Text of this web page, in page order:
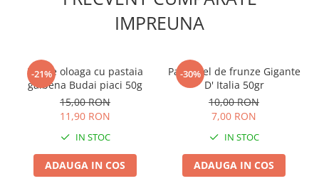
Pompa de apa curata/murdara
Pompa de stropit
Spray si intretinere
Vinificatie
IMPREUNA
-21%
Fasole oloaga cu pastaia
galbena Budai piaci 50g
15,00 RON
11,90 RON
IN STOC
ADAUGA IN COS
-30%
Patrunjel de frunze Gigante
D' Italia 50gr
10,00 RON
7,00 RON
IN STOC
ADAUGA IN COS